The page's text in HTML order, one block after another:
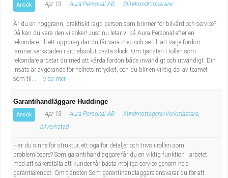
Ansök Apr 13 Aura Personal AB Bilrekonditionerare
Är du en noggrann, praktiskt lagd person som brinner för bilvård och service?
Då kan du vara den vi söker! Just nu letar vi på Aura Personal efter en
rekondare till ett uppdrag där du får vara med och se till att varje fordon
lämnar verkstaden i sitt absolut bästa skick. Om tjänsten I rollen som
rekondare arbetar du med att vårda fordon både invändigt och utvändigt. Din
insats är avgörande för helhetsintrycket, och du blir en viktig del av teamet
som til...
Visa mer
Garantihandläggare Huddinge
Ansök Apr 13 Aura Personal AB
Kundmottagare/Verkmästare,
bilverkstad
Har du sinne för struktur, ett öga för detaljer och trivs i rollen som
problemlösare? Som garantihandläggare får du en viktig funktion i arbetet
med att säkerställa att kunder får bästa möjliga service genom hela
garantiärendet. Om tjänsten Som garantihandläggare ansvarar du för att